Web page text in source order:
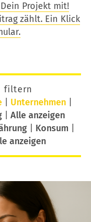
Projekt mit!
zählt. Ein Klick
filtern
| Unternehmen|
| Alle anzeigen
Konsum
anzeigen